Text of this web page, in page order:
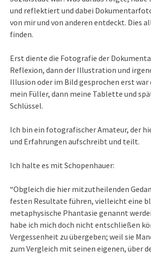
und reflektiert und dabei
von mir und von anderen entdeckt. Dies
finden.
Erst diente die Fotografie der
Reflexion, dann der Illustration und
Illusion oder im Bild gesprochen erst
mein Füller, dann meine Tablette und
Schlüssel.
Ich bin ein fotografischer Amateur, der
und Erfahrungen aufschreibt und teilt.
Ich halte es mit Schopenhauer:
“Obgleich die hier mitzutheilenden
festen Resultate führen, vielleicht eine
metaphysische Phantasie genannt
habe ich mich doch nicht entschließen
Vergessenheit zu übergeben; weil sie
zum Vergleich mit seinen eigenen, über